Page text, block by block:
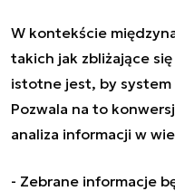
W kontekście
takich jak zbliżające
istotne jest, by system
Pozwala na to
analiza informacji w
- Zebrane informacje